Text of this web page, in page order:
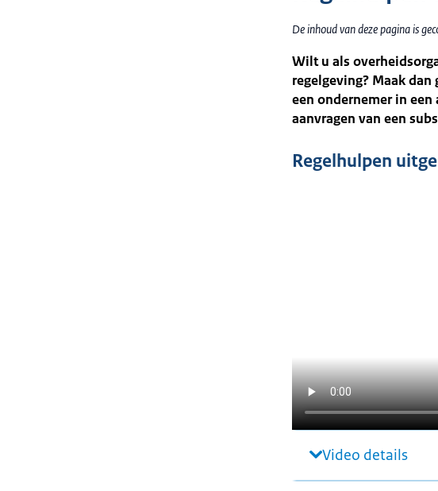
De inhoud van deze pagina is
Wilt u als
regelgeving? Maak
een ondernemer in
aanvragen van een
Regelhulpen
Video details